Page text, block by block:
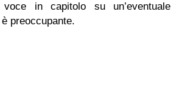
in capitolo su un’eventuale
preoccupante.